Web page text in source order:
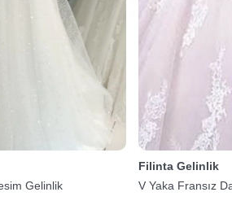
Gelinlik
Filinta Gelinlik
V Yaka Fransız